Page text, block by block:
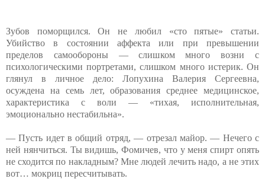
Зубов поморщился. Он не любил «сто пятые» статьи.
Убийство в состоянии аффекта или при превышении
пределов самообороны — слишком много возни с
психологическими портретами, слишком много истерик. Он
глянул в личное дело: Лопухина Валерия Сергеевна,
осуждена на семь лет, образования среднее медицинское,
характеристика с воли — «тихая, исполнительная,
эмоционально нестабильна».
— Пусть идет в общий отряд, — отрезал майор. — Нечего с
ней нянчиться. Ты видишь, Фомичев, что у меня спирт опять
не сходится по накладным? Мне людей лечить надо, а не этих
вот… мокриц пересчитывать.